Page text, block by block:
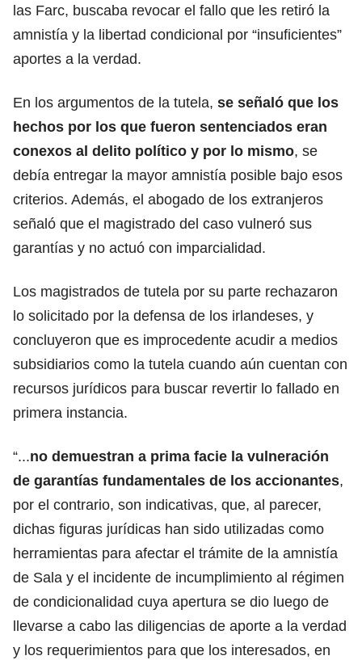
las Farc, buscaba revocar el fallo que les retiró la
amnistía y la libertad condicional por “insuficientes”
aportes a la verdad.
En los argumentos de la tutela, se señaló que los
hechos por los que fueron sentenciados eran
conexos al delito político y por lo mismo, se
debía entregar la mayor amnistía posible bajo esos
criterios. Además, el abogado de los extranjeros
señaló que el magistrado del caso vulneró sus
garantías y no actuó con imparcialidad.
Los magistrados de tutela por su parte rechazaron
lo solicitado por la defensa de los irlandeses, y
concluyeron que es improcedente acudir a medios
subsidiarios como la tutela cuando aún cuentan con
recursos jurídicos para buscar revertir lo fallado en
primera instancia.
“...no demuestran a prima facie la vulneración
de garantías fundamentales de los accionantes,
por el contrario, son indicativas, que, al parecer,
dichas figuras jurídicas han sido utilizadas como
herramientas para afectar el trámite de la amnistía
de Sala y el incidente de incumplimiento al régimen
de condicionalidad cuya apertura se dio luego de
llevarse a cabo las diligencias de aporte a la verdad
y los requerimientos para que los interesados, en